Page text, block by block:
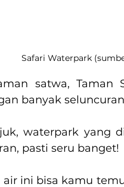
Safari Waterpark
satwa, Taman
banyak
waterpark yang
pasti seru banget!
air ini bisa kamu